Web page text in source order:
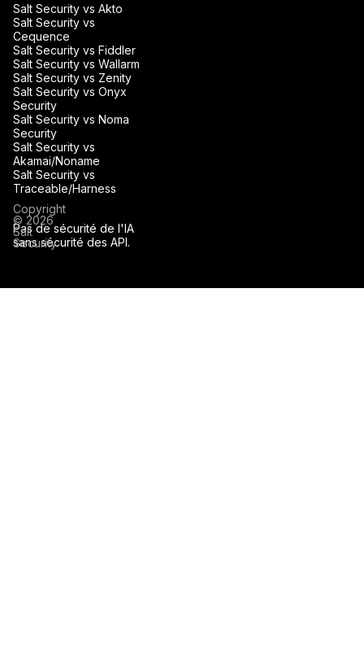
Pas de sécurité de l'IA
sans sécurité des API.
Salt Security vs Akto
Salt Security vs
Cequence
Salt Security vs Fiddler
Salt Security vs Wallarm
Salt Security vs Zenity
Salt Security vs Onyx
Security
Salt Security vs Noma
Security
Salt Security vs
Akamai/Noname
Salt Security vs
Traceable/Harness
Copyright
© 2026
Salt
Security